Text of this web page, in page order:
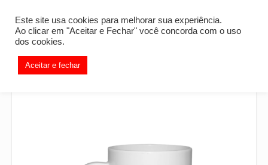
Este site usa cookies para melhorar sua experiência.
Ao clicar em "Aceitar e Fechar" você concorda com o uso
dos cookies.
Aceitar e fechar